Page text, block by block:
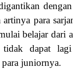
artinya para
belajar dari
dapat
juniornya.